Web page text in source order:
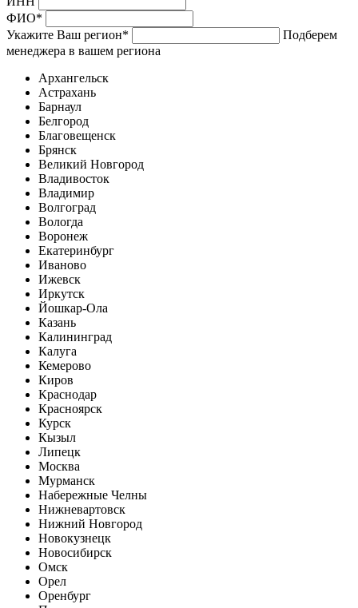
ФИО*
Укажите Ваш регион*
Подберем
менеджера в вашем региона
Архангельск
Астрахань
Барнаул
Белгород
Благовещенск
Брянск
Великий Новгород
Владивосток
Владимир
Волгоград
Вологда
Воронеж
Екатеринбург
Иваново
Ижевск
Иркутск
Йошкар-Ола
Казань
Калининград
Калуга
Кемерово
Киров
Краснодар
Красноярск
Курск
Кызыл
Липецк
Москва
Мурманск
Набережные Челны
Нижневартовск
Нижний Новгород
Новокузнецк
Новосибирск
Омск
Орел
Оренбург